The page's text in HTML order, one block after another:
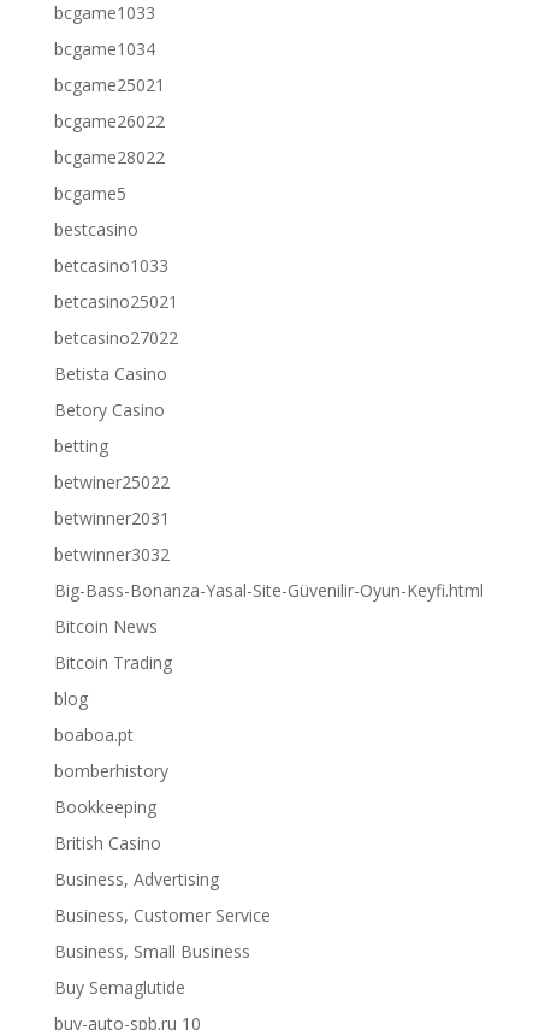
bcgame1033
bcgame1034
bcgame25021
bcgame26022
bcgame28022
bcgame5
bestcasino
betcasino1033
betcasino25021
betcasino27022
Betista Casino
Betory Casino
betting
betwiner25022
betwinner2031
betwinner3032
Big-Bass-Bonanza-Yasal-Site-Güvenilir-Oyun-Keyfi.html
Bitcoin News
Bitcoin Trading
blog
boaboa.pt
bomberhistory
Bookkeeping
British Casino
Business, Advertising
Business, Customer Service
Business, Small Business
Buy Semaglutide
buy-auto-spb.ru 10